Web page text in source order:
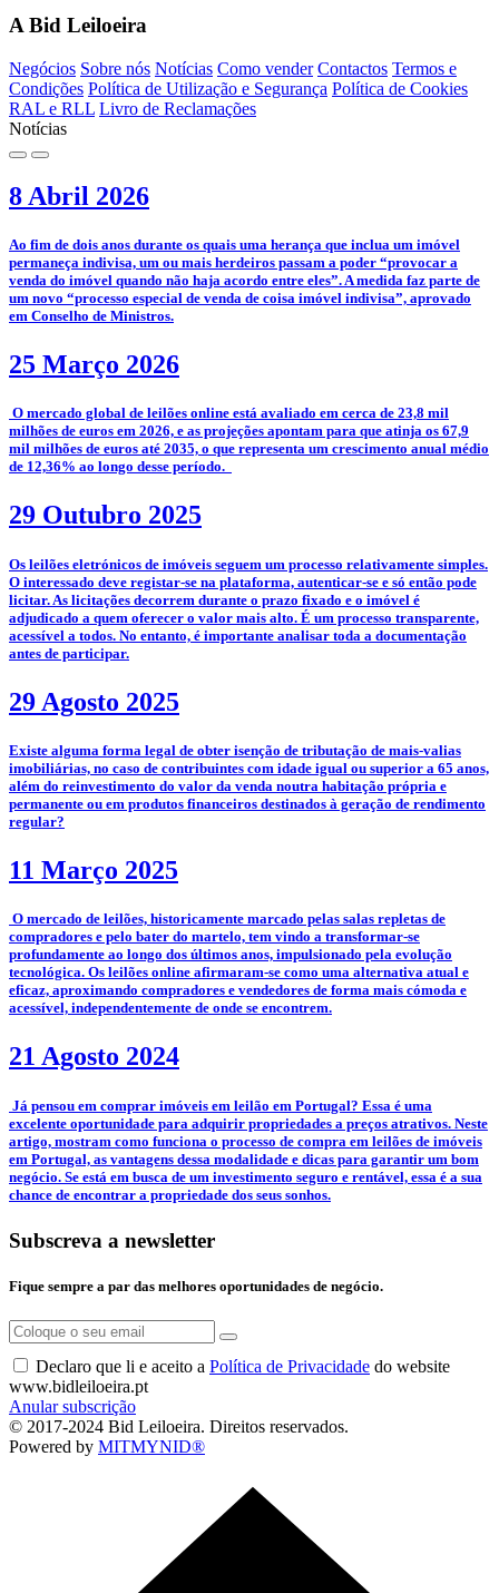
A Bid Leiloeira
Negócios Sobre nós Notícias Como vender Contactos Termos e
Condições Política de Utilização e Segurança Política de Cookies
RAL e RLL Livro de Reclamações
Notícias
8 Abril 2026
­Ao fim de dois anos durante os quais uma herança que inclua um imóvel
permaneça indivisa, um ou mais herdeiros passam a poder “provocar a
venda do imóvel quando não haja acordo entre eles”. A medida faz parte de
um novo “processo especial de venda de coisa imóvel indivisa”, aprovado
em Conselho de Ministros.
25 Março 2026
­­ O mercado global de leilões online está avaliado em cerca de 23,8 mil
milhões de euros em 2026, e as projeções apontam para que atinja os 67,9
mil milhões de euros até 2035, o que representa um crescimento anual médio
de 12,36% ao longo desse período.
29 Outubro 2025
­­Os leilões eletrónicos de imóveis seguem um processo relativamente simples.
O interessado deve registar-se na plataforma, autenticar-se e só então pode
licitar. As licitações decorrem durante o prazo fixado e o imóvel é
adjudicado a quem oferecer o valor mais alto. É um processo transparente,
acessível a todos. No entanto, é importante analisar toda a documentação
antes de participar.
29 Agosto 2025
­Existe alguma forma legal de obter isenção de tributação de mais-valias
imobiliárias, no caso de contribuintes com idade igual ou superior a 65 anos,
além do reinvestimento do valor da venda noutra habitação própria e
permanente ou em produtos financeiros destinados à geração de rendimento
regular?
11 Março 2025
­­­­ O mercado de leilões, historicamente marcado pelas salas repletas de
compradores e pelo bater do martelo, tem vindo a transformar-se
profundamente ao longo dos últimos anos, impulsionado pela evolução
tecnológica. Os leilões online afirmaram-se como uma alternativa atual e
eficaz, aproximando compradores e vendedores de forma mais cómoda e
acessível, independentemente de onde se encontrem.
21 Agosto 2024
­ Já pensou em comprar imóveis em leilão em Portugal? Essa é uma
excelente oportunidade para adquirir propriedades a preços atrativos. Neste
artigo, mostram como funciona o processo de compra em leilões de imóveis
em Portugal, as vantagens dessa modalidade e dicas para garantir um bom
negócio. Se está em busca de um investimento seguro e rentável, essa é a sua
chance de encontrar a propriedade dos seus sonhos.
Subscreva a newsletter
Fique sempre a par das melhores oportunidades de negócio.
Declaro que li e aceito a Política de Privacidade do website
www.bidleiloeira.pt
Anular subscrição
© 2017-2024 Bid Leiloeira. Direitos reservados.
Powered by MITMYNID®